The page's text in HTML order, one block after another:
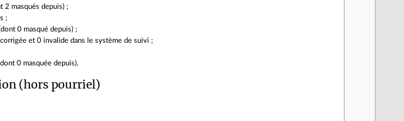
2 masqués depuis) ;
;
0 masqué depuis) ;
et 0 invalide dans le système de suivi ;
0 masquée depuis).
(hors pourriel)